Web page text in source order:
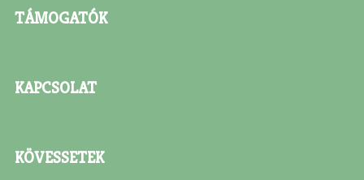
TÁMOGATÓK
KAPCSOLAT
KÖVESSETEK